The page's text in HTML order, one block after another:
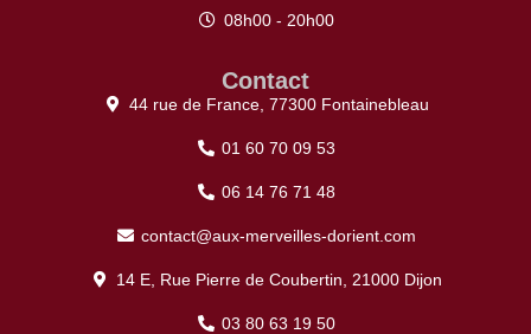
08h00 - 20h00
Contact
44 rue de France, 77300 Fontainebleau
01 60 70 09 53
06 14 76 71 48
contact@aux-merveilles-dorient.com
14 E, Rue Pierre de Coubertin, 21000 Dijon
03 80 63 19 50